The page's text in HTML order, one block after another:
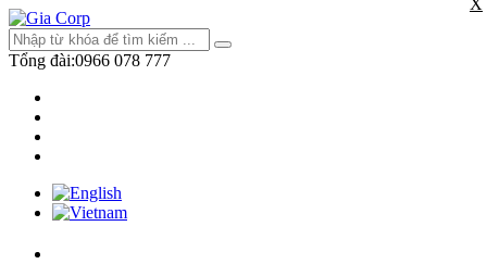
Tổng đài:0966 078 777
X